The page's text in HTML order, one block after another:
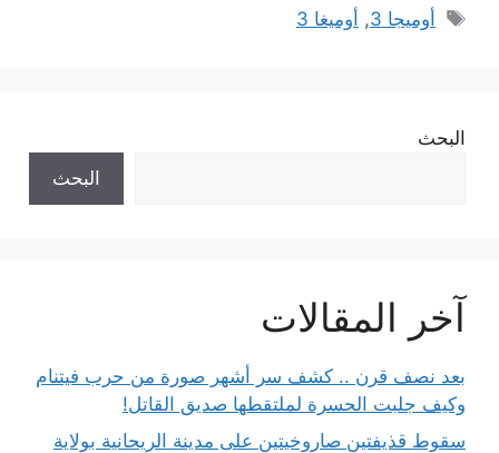
الوسوم
أوميجا 3 , أوميغا 3
البحث
البحث
آخر المقالات
بعد نصف قرن .. كشف سر أشهر صورة من حرب فيتنام
وكيف جلبت الحسرة لملتقطها صديق القاتل!
سقوط قذيفتين صاروخيتين على مدينة الريحانية بولاية